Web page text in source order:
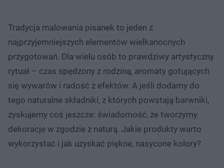
Tradycja malowania pisanek to jeden z
najprzyjemniejszych elementów wielkanocnych
przygotowań. Dla wielu osób to prawdziwy artystyczny
rytuał – czas spędzony z rodziną, aromaty gotujących
się wywarów i radość z efektów. A jeśli dodamy do
tego naturalne składniki, z których powstają barwniki,
zyskujemy coś jeszcze: świadomość, że tworzymy
dekoracje w zgodzie z naturą. Jakie produkty warto
wykorzystać i jak uzyskać piękne, nasycone kolory?